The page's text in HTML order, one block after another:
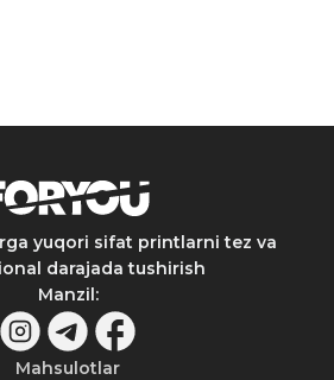
yuqori sifat printlarni tez va
darajada tushirish
Manzil:
Mahsulotlar